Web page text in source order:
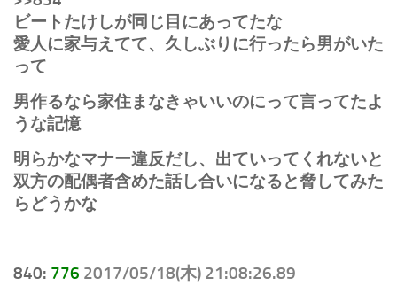
ビートたけしが同じ目にあってたな
愛人に家与えてて、久しぶりに行ったら男がいた
って
男作るなら家住まなきゃいいのにって言ってたよ
うな記憶
明らかなマナー違反だし、出ていってくれないと
双方の配偶者含めた話し合いになると脅してみた
らどうかな
840: 776 2017/05/18(木) 21:08:26.89